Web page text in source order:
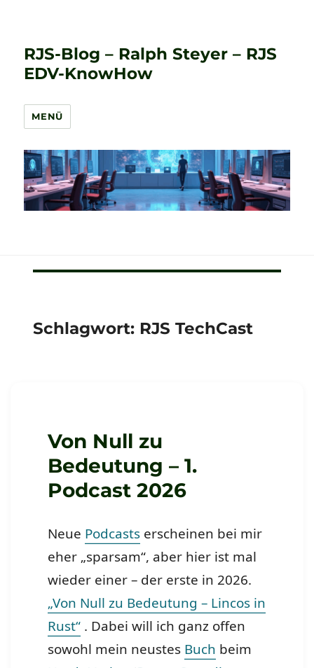
RJS-Blog – Ralph Steyer – RJS
EDV-KnowHow
MENÜ
Schlagwort: RJS TechCast
Von Null zu
Bedeutung – 1.
Podcast 2026
Neue Podcasts erscheinen bei mir
eher „sparsam“, aber hier ist mal
wieder einer – der erste in 2026.
„Von Null zu Bedeutung – Lincos in
Rust“ . Dabei will ich ganz offen
sowohl mein neustes Buch beim